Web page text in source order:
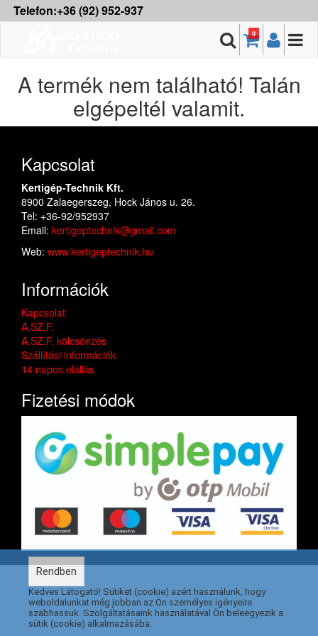
Telefon:+36 (92) 952-937
0
A termék nem található! Talán
elgépeltél valamit.
Kapcsolat
Kertigép-Technik Kft.
8900 Zalaegerszeg, Hock János u. 26.
Tel: +36-92/952937
Email: kertigeptechnik@gmail.com
Web: www.kertigeptechnik.hu
Információk
Kapcsolat
A.SZ.F.
A.SZ.F. kölcsönzés
Szállítási információk
14 napos elállás
Fizetési módok
Rendben
Kedves Látogató! Sütiket (cookie) azért használunk, hogy
weboldalunkat még jobban az Ön személyes igényeire
szabhassuk. Szolgáltatásaink használatával Ön beleegyezik a
sütik (cookie) alkalmazásába.